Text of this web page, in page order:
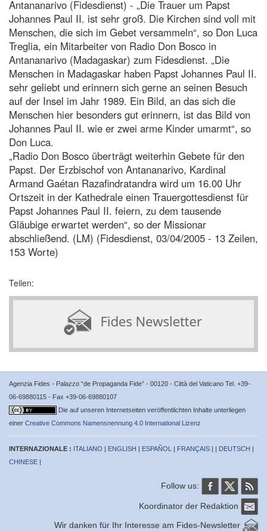
Antananarivo (Fidesdienst) - „Die Trauer um Papst
Johannes Paul II. ist sehr groß. Die Kirchen sind voll mit
Menschen, die sich im Gebet versammeln“, so Don Luca
Treglia, ein Mitarbeiter von Radio Don Bosco in
Antananarivo (Madagaskar) zum Fidesdienst. „Die
Menschen in Madagaskar haben Papst Johannes Paul II.
sehr geliebt und erinnern sich gerne an seinen Besuch
auf der Insel im Jahr 1989. Ein Bild, an das sich die
Menschen hier besonders gut erinnern, ist das Bild von
Johannes Paul II. wie er zwei arme Kinder umarmt“, so
Don Luca.
„Radio Don Bosco überträgt weiterhin Gebete für den
Papst. Der Erzbischof von Antananarivo, Kardinal
Armand Gaétan Razafindratandra wird um 16.00 Uhr
Ortszeit in der Kathedrale einen Trauergottesdienst für
Papst Johannes Paul II. feiern, zu dem tausende
Gläubige erwartet werden“, so der Missionar
abschließend. (LM) (Fidesdienst, 03/04/2005 - 13 Zeilen,
153 Worte)
Teilen:
Agenzia Fides - Palazzo “de Propaganda Fide” - 00120 - Città del Vaticano Tel. +39-
06-69880115 - Fax +39-06-69880107
Die auf unseren Internetseiten veröffentlichten Inhalte unterliegen
einer Creative Commons Namensnennung 4.0 International Lizenz
INTERNAZIONALE : ITALIANO | ENGLISH | ESPAÑOL | FRANÇAIS | | DEUTSCH |
CHINESE |
Follow us:
Koordinator der Redaktion
Wir danken für Ihr Interesse am Fides-Newsletter